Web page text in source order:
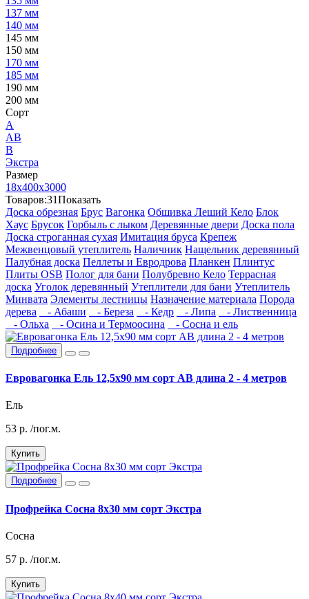
137 мм
140 мм
145 мм
150 мм
170 мм
185 мм
190 мм
200 мм
Сорт
А
АВ
В
Экстра
Размер
18х400х3000
Товаров:31Показать
Доска обрезная Брус Вагонка Обшивка Леший Кело Блок
Хаус Брусок Горбыль с лыком Деревянные двери Доска пола
Доска строганная сухая Имитация бруса Крепеж
Межвенцовый утеплитель Наличник Нащельник деревянный
Палубная доска Пеллеты и Евродрова Планкен Плинтус
Плиты OSB Полог для бани Полубревно Кело Террасная
доска Уголок деревянный Утеплители для бани Утеплитель
Минвата Элементы лестницы Назначение материала Порода
дерева
- Абаши - Береза - Кедр - Липа
- Лиственница
- Ольха
- Осина и Термоосина - Сосна и ель
Подробнее
Евровагонка Ель 12,5х90 мм сорт АВ длина 2 - 4 метров
Ель
53 р. /пог.м.
Купить
Подробнее
Профрейка Сосна 8х30 мм сорт Экстра
Сосна
57 р. /пог.м.
Купить